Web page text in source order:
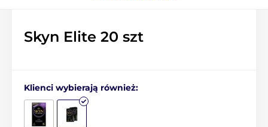
Skyn Elite 20 szt
Klienci wybierają również: